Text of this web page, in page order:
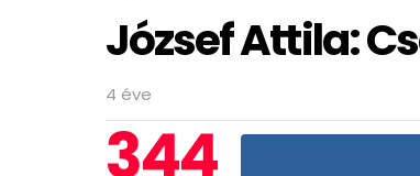
József Attila:
4 éve
344